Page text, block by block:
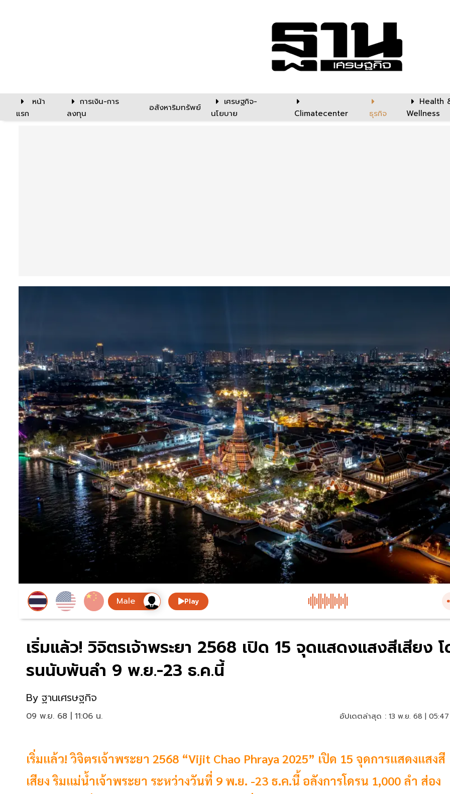
หน้า
แรก
การเงิน-การ
ลงทุน
อสังหาริมทรัพย์
เศรษฐกิจ-
นโยบาย
Climatecenter ธุรกิจ
Health
Wellness
Play
เริ่มแล้ว! วิจิตรเจ้าพระยา 2568 เปิด 15 จุดแสดงแสงสีเสียง
รนนับพันลำ 9 พ.ย.-23 ธ.ค.นี้
By ฐานเศรษฐกิจ
09 พ.ย. 68 | 11:06 น. อัปเดตล่าสุด : 13 พ.ย. 68 |
เริ่มแล้ว! วิจิตรเจ้าพระยา 2568 “Vijit Chao Phraya 2025” เปิด 15 จุดการแสดงแสงสี
เสียง ริมแม่น้ำเจ้าพระยา ระหว่างวันที่ 9 พ.ย. -23 ธ.ค.นี้ อลังการโดรน 1,000 ลำ ส่อง